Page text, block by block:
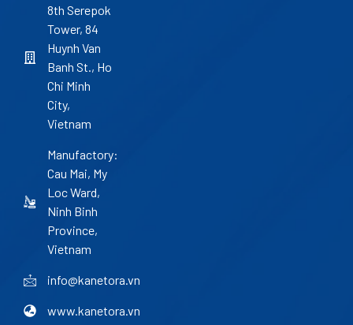
8th Serepok
Tower, 84
Huynh Van
Banh St., Ho
Chi Minh
City,
Vietnam
Manufactory:
Cau Mai, My
Loc Ward,
Ninh Binh
Province,
Vietnam
info@kanetora.vn
www.kanetora.vn